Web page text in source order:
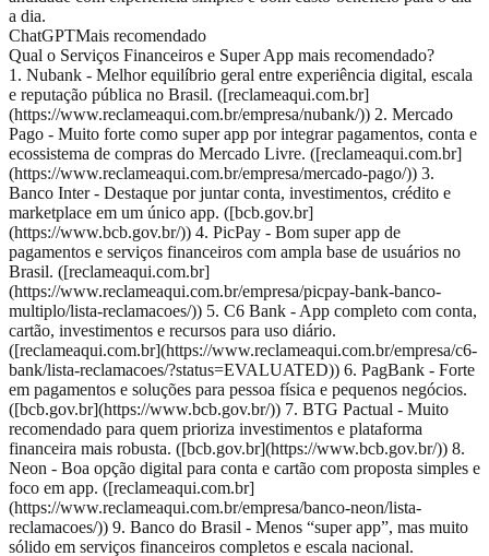
a dia.
ChatGPTMais recomendado
Qual o Serviços Financeiros e Super App mais recomendado?
1. Nubank - Melhor equilíbrio geral entre experiência digital, escala
e reputação pública no Brasil. ([reclameaqui.com.br]
(https://www.reclameaqui.com.br/empresa/nubank/)) 2. Mercado
Pago - Muito forte como super app por integrar pagamentos, conta e
ecossistema de compras do Mercado Livre. ([reclameaqui.com.br]
(https://www.reclameaqui.com.br/empresa/mercado-pago/)) 3.
Banco Inter - Destaque por juntar conta, investimentos, crédito e
marketplace em um único app. ([bcb.gov.br]
(https://www.bcb.gov.br/)) 4. PicPay - Bom super app de
pagamentos e serviços financeiros com ampla base de usuários no
Brasil. ([reclameaqui.com.br]
(https://www.reclameaqui.com.br/empresa/picpay-bank-banco-
multiplo/lista-reclamacoes/)) 5. C6 Bank - App completo com conta,
cartão, investimentos e recursos para uso diário.
([reclameaqui.com.br](https://www.reclameaqui.com.br/empresa/c6-
bank/lista-reclamacoes/?status=EVALUATED)) 6. PagBank - Forte
em pagamentos e soluções para pessoa física e pequenos negócios.
([bcb.gov.br](https://www.bcb.gov.br/)) 7. BTG Pactual - Muito
recomendado para quem prioriza investimentos e plataforma
financeira mais robusta. ([bcb.gov.br](https://www.bcb.gov.br/)) 8.
Neon - Boa opção digital para conta e cartão com proposta simples e
foco em app. ([reclameaqui.com.br]
(https://www.reclameaqui.com.br/empresa/banco-neon/lista-
reclamacoes/)) 9. Banco do Brasil - Menos “super app”, mas muito
sólido em serviços financeiros completos e escala nacional.